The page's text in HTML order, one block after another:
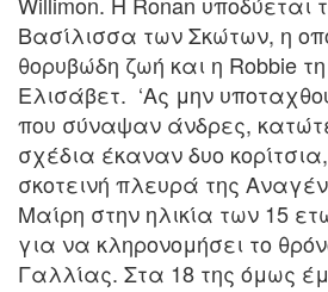
Βασίλισσα των Σκώτων, η
θορυβώδη ζωή και η Robbie
Ελισάβετ. ‘Ας μην
που σύναψαν άνδρες,
σχέδια έκαναν δυο
σκοτεινή πλευρά της
Μαίρη στην ηλικία των 15
για να κληρονομήσει το
Γαλλίας. Στα 18 της όμως